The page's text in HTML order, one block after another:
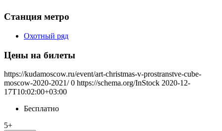
Станция метро
Охотный ряд
Цены на билеты
https://kudamoscow.ru/event/art-christmas-v-prostranstve-cube-
moscow-2020-2021/ 0 https://schema.org/InStock 2020-12-
17T10:02:00+03:00
Бесплатно
5+